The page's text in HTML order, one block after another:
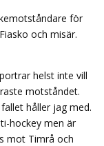
för
och misär.
helst inte vill
motståndet.
håller jag med.
hockey men är
mot Timrå och